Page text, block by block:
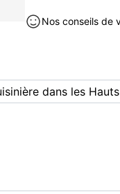
Nos conseils de
dans les